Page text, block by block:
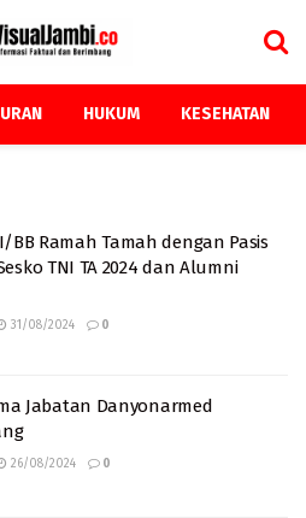
HUKUM KESEHATAN
BB Ramah Tamah dengan Pasis
TNI TA 2024 dan Alumni
31/08/2024 0
Jabatan Danyonarmed
26/08/2024 0